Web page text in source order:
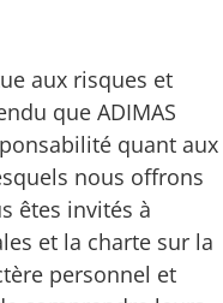
aux risques et
que ADIMAS
quant aux
nous offrons
êtes invités à
et la charte sur la
personnel et